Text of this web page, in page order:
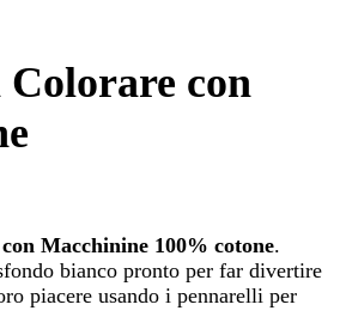
Colorare con
Macchinine 100% cotone.
bianco pronto per far divertire
piacere usando i pennarelli per